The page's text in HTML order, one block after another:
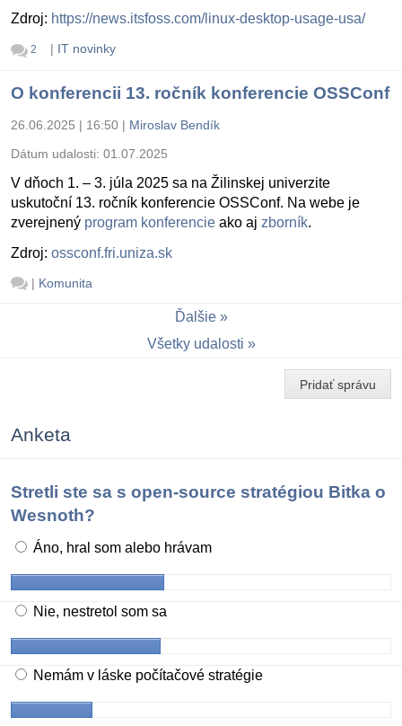
Zdroj: https://news.itsfoss.com/linux-desktop-usage-usa/
2 | IT novinky
O konferencii 13. ročník konferencie OSSConf
26.06.2025 | 16:50 | Miroslav Bendík
Dátum udalosti: 01.07.2025
V dňoch 1. – 3. júla 2025 sa na Žilinskej univerzite
uskutoční 13. ročník konferencie OSSConf. Na webe je
zverejnený program konferencie ako aj zborník.
Zdroj: ossconf.fri.uniza.sk
| Komunita
Ďalšie
Všetky udalosti
Pridať správu
Anketa
Stretli ste sa s open-source stratégiou Bitka o
Wesnoth?
Áno, hral som alebo hrávam
Nie, nestretol som sa
Nemám v láske počítačové stratégie